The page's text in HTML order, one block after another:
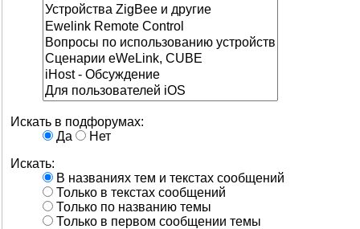
Искать в подфорумах:
Да
Нет
Искать:
В названиях тем и текстах сообщений
Только в текстах сообщений
Только по названию темы
Только в первом сообщении темы